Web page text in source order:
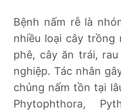
Bệnh nấm rễ là
nhiều loại cây trồng
phê, cây ăn trái,
nghiệp. Tác nhân
chủng nấm tồn tại
Phytophthora,